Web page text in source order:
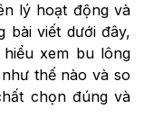
lý hoạt động và
bài viết dưới đây,
hiểu xem bu lông
thế nào và so
chọn đúng và